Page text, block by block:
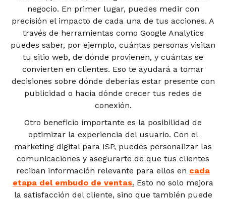
negocio. En primer lugar, puedes medir con
precisión el impacto de cada una de tus acciones. A
través de herramientas como Google Analytics
puedes saber, por ejemplo, cuántas personas visitan
tu sitio web, de dónde provienen, y cuántas se
convierten en clientes. Eso te ayudará a tomar
decisiones sobre dónde deberías estar presente con
publicidad o hacia dónde crecer tus redes de
conexión.
Otro beneficio importante es la posibilidad de
optimizar la experiencia del usuario. Con el
marketing digital para ISP, puedes personalizar las
comunicaciones y asegurarte de que tus clientes
reciban información relevante para ellos en cada
etapa del embudo de ventas. Esto no solo mejora
la satisfacción del cliente, sino que también puede